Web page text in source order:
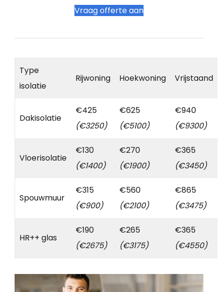
Vraag offerte aan
Type
isolatie
Rijwoning Hoekwoning Vrijstaand
Dakisolatie
€425
(€3250)
€625
(€5100)
€940
(€9300)
Vloerisolatie
€130
(€1400)
€270
(€1900)
€365
(€3450)
Spouwmuur
€315
(€900)
€560
(€2100)
€865
(€3475)
HR++ glas
€190
(€2675)
€265
(€3175)
€365
(€4550)